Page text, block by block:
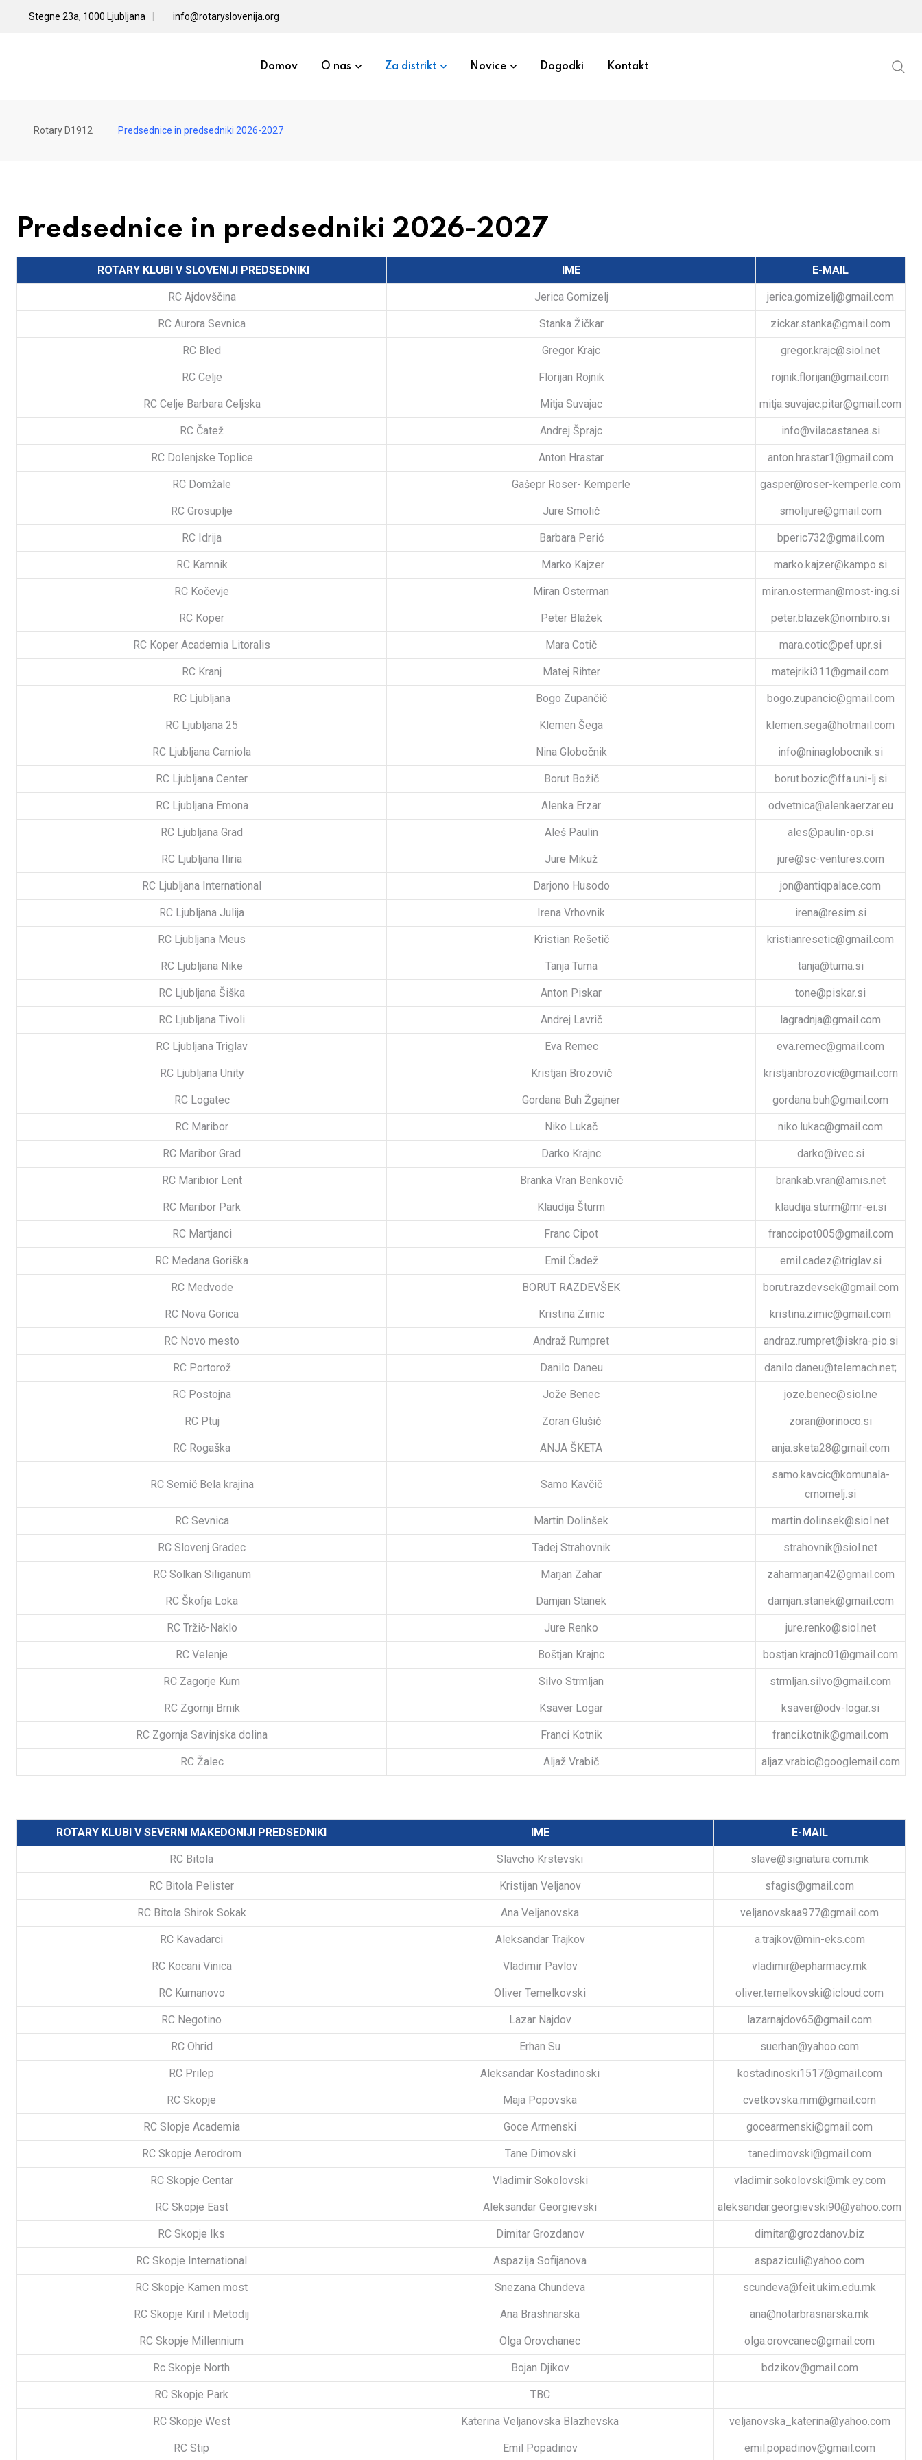
Stegne 23a, 1000 Ljubljana info@rotaryslovenija.org
Domov O nas Za distrikt Novice Dogodki Kontakt
Rotary D1912 Predsednice in predsedniki 2026-2027
Predsednice in predsedniki 2026-2027
ROTARY KLUBI V SLOVENIJI PREDSEDNIKI IME E-MAIL
RC Ajdovščina Jerica Gomizelj jerica.gomizelj@gmail.com
RC Aurora Sevnica Stanka Žičkar zickar.stanka@gmail.com
RC Bled Gregor Krajc gregor.krajc@siol.net
RC Celje Florijan Rojnik rojnik.florijan@gmail.com
RC Celje Barbara Celjska Mitja Suvajac mitja.suvajac.pitar@gmail.com
RC Čatež Andrej Šprajc info@vilacastanea.si
RC Dolenjske Toplice Anton Hrastar anton.hrastar1@gmail.com
RC Domžale Gašepr Roser- Kemperle gasper@roser-kemperle.com
RC Grosuplje Jure Smolič smolijure@gmail.com
RC Idrija Barbara Perić bperic732@gmail.com
RC Kamnik Marko Kajzer marko.kajzer@kampo.si
RC Kočevje Miran Osterman miran.osterman@most-ing.si
RC Koper Peter Blažek peter.blazek@nombiro.si
RC Koper Academia Litoralis Mara Cotič mara.cotic@pef.upr.si
RC Kranj Matej Rihter matejriki311@gmail.com
RC Ljubljana Bogo Zupančič bogo.zupancic@gmail.com
RC Ljubljana 25 Klemen Šega klemen.sega@hotmail.com
RC Ljubljana Carniola Nina Globočnik info@ninaglobocnik.si
RC Ljubljana Center Borut Božič borut.bozic@ffa.uni-lj.si
RC Ljubljana Emona Alenka Erzar odvetnica@alenkaerzar.eu
RC Ljubljana Grad Aleš Paulin ales@paulin-op.si
RC Ljubljana Iliria Jure Mikuž jure@sc-ventures.com
RC Ljubljana International Darjono Husodo jon@antiqpalace.com
RC Ljubljana Julija Irena Vrhovnik irena@resim.si
RC Ljubljana Meus Kristian Rešetič kristianresetic@gmail.com
RC Ljubljana Nike Tanja Tuma tanja@tuma.si
RC Ljubljana Šiška Anton Piskar tone@piskar.si
RC Ljubljana Tivoli Andrej Lavrič lagradnja@gmail.com
RC Ljubljana Triglav Eva Remec eva.remec@gmail.com
RC Ljubljana Unity Kristjan Brozovič kristjanbrozovic@gmail.com
RC Logatec Gordana Buh Žgajner gordana.buh@gmail.com
RC Maribor Niko Lukač niko.lukac@gmail.com
RC Maribor Grad Darko Krajnc darko@ivec.si
RC Maribior Lent Branka Vran Benkovič brankab.vran@amis.net
RC Maribor Park Klaudija Šturm klaudija.sturm@mr-ei.si
RC Martjanci Franc Cipot franccipot005@gmail.com
RC Medana Goriška Emil Čadež emil.cadez@triglav.si
RC Medvode BORUT RAZDEVŠEK borut.razdevsek@gmail.com
RC Nova Gorica Kristina Zimic kristina.zimic@gmail.com
RC Novo mesto Andraž Rumpret andraz.rumpret@iskra-pio.si
RC Portorož Danilo Daneu danilo.daneu@telemach.net;
RC Postojna Jože Benec joze.benec@siol.ne
RC Ptuj Zoran Glušič zoran@orinoco.si
RC Rogaška ANJA ŠKETA anja.sketa28@gmail.com
RC Semič Bela krajina Samo Kavčič
samo.kavcic@komunala-
crnomelj.si
RC Sevnica Martin Dolinšek martin.dolinsek@siol.net
RC Slovenj Gradec Tadej Strahovnik strahovnik@siol.net
RC Solkan Siliganum Marjan Zahar zaharmarjan42@gmail.com
RC Škofja Loka Damjan Stanek damjan.stanek@gmail.com
RC Tržič-Naklo Jure Renko jure.renko@siol.net
RC Velenje Boštjan Krajnc bostjan.krajnc01@gmail.com
RC Zagorje Kum Silvo Strmljan strmljan.silvo@gmail.com
RC Zgornji Brnik Ksaver Logar ksaver@odv-logar.si
RC Zgornja Savinjska dolina Franci Kotnik franci.kotnik@gmail.com
RC Žalec Aljaž Vrabič aljaz.vrabic@googlemail.com
ROTARY KLUBI V SEVERNI MAKEDONIJI PREDSEDNIKI IME E-MAIL
RC Bitola Slavcho Krstevski slave@signatura.com.mk
RC Bitola Pelister Kristijan Veljanov sfagis@gmail.com
RC Bitola Shirok Sokak Ana Veljanovska veljanovskaa977@gmail.com
RC Kavadarci Aleksandar Trajkov a.trajkov@min-eks.com
RC Kocani Vinica Vladimir Pavlov vladimir@epharmacy.mk
RC Kumanovo Oliver Temelkovski oliver.temelkovski@icloud.com
RC Negotino Lazar Najdov lazarnajdov65@gmail.com
RC Ohrid Erhan Su suerhan@yahoo.com
RC Prilep Aleksandar Kostadinoski kostadinoski1517@gmail.com
RC Skopje Maja Popovska cvetkovska.mm@gmail.com
RC Slopje Academia Goce Armenski gocearmenski@gmail.com
RC Skopje Aerodrom Tane Dimovski tanedimovski@gmail.com
RC Skopje Centar Vladimir Sokolovski vladimir.sokolovski@mk.ey.com
RC Skopje East Aleksandar Georgievski aleksandar.georgievski90@yahoo.com
RC Skopje Iks Dimitar Grozdanov dimitar@grozdanov.biz
RC Skopje International Aspazija Sofijanova aspaziculi@yahoo.com
RC Skopje Kamen most Snezana Chundeva scundeva@feit.ukim.edu.mk
RC Skopje Kiril i Metodij Ana Brashnarska ana@notarbrasnarska.mk
RC Skopje Millennium Olga Orovchanec olga.orovcanec@gmail.com
Rc Skopje North Bojan Djikov bdzikov@gmail.com
RC Skopje Park TBC
RC Skopje West Katerina Veljanovska Blazhevska veljanovska_katerina@yahoo.com
RC Stip Emil Popadinov emil.popadinov@gmail.com